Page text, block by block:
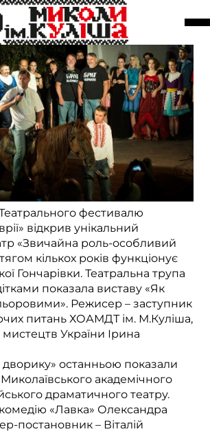
Таврії». День 4
фестивалю
відкрив унікальний
«Звичайна роль-особливий
кількох років функціонує
Гончарівки. Театральна трупа
показала виставу «Як
Режисер – заступник
питань ХОАМДТ ім. М.Куліша,
України Ірина
останньою показали
Миколаївського академічного
драматичного театру.
«Лавка» Олександра
постановник – Віталій